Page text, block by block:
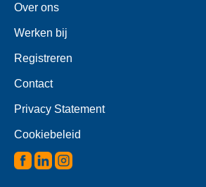
Over ons
Werken bij
Registreren
Contact
Privacy Statement
Cookiebeleid